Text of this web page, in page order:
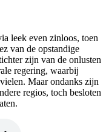
leek even zinloos, toen
van de opstandige
zijn van de onlusten
regering, waarbij
Maar ondanks zijn
regios, toch besloten